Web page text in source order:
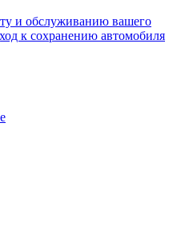
и обслуживанию вашего
к сохранению автомобиля